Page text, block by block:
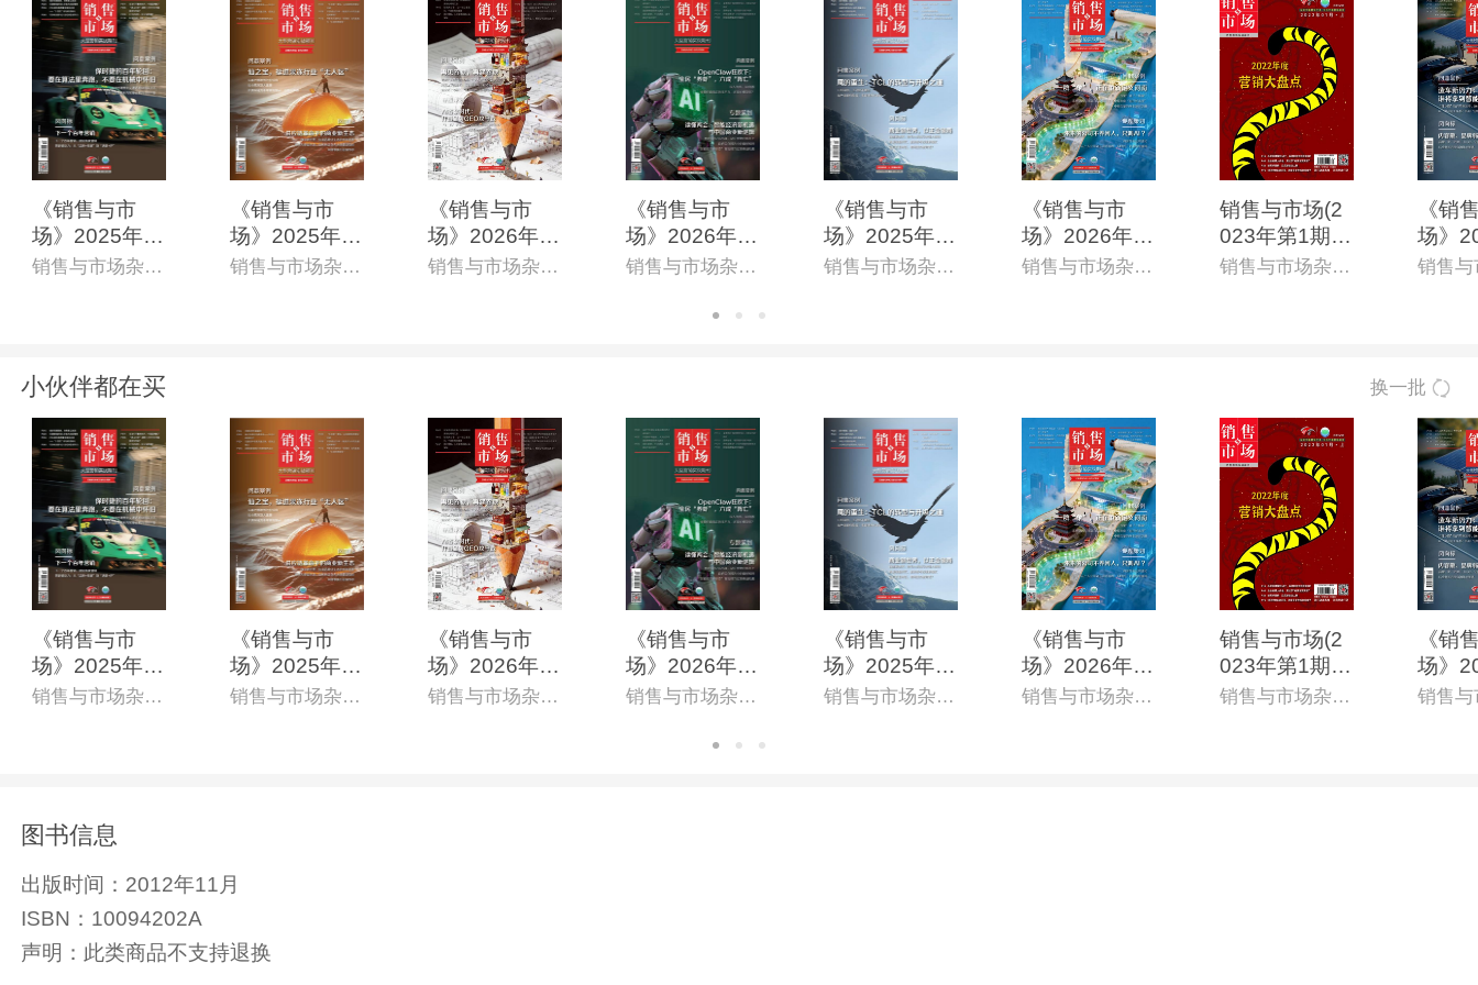
《销售与市
场》2025年1
2月上(总第85销售与市场杂志社
《销售与市
场》2025年8
月上(总第838销售与市场杂志社
《销售与市
场》2026年5
月上(总第865销售与市场杂志社
《销售与市
场》2026年4
月上(总第862销售与市场杂志社
《销售与市
场》2025年9
月上(总第841销售与市场杂志社
《销售与市
场》2026年6
月上(总第868销售与市场杂志社
销售与市场(2
023年第1期)
(电子杂志)
销售与市场杂志社
《销
场》
0月上
小伙伴都在买 换一批
《销售与市
场》2025年1
2月上(总第85销售与市场杂志社
《销售与市
场》2025年8
月上(总第838销售与市场杂志社
《销售与市
场》2026年5
月上(总第865销售与市场杂志社
《销售与市
场》2026年4
月上(总第862销售与市场杂志社
《销售与市
场》2025年9
月上(总第841销售与市场杂志社
《销售与市
场》2026年6
月上(总第868销售与市场杂志社
销售与市场(2
023年第1期)
(电子杂志)
销售与市场杂志社
《销
场》
0月上
图书信息
出版时间： 2012年11月
ISBN： 10094202A
声明： 此类商品不支持退换